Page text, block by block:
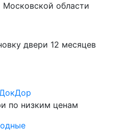
Московской области
двери 12 месяцев
по низким ценам